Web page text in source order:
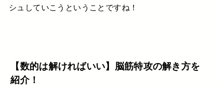
シュしていこうということですね！
【数的は解ければいい】脳筋特攻の解き方を
紹介！